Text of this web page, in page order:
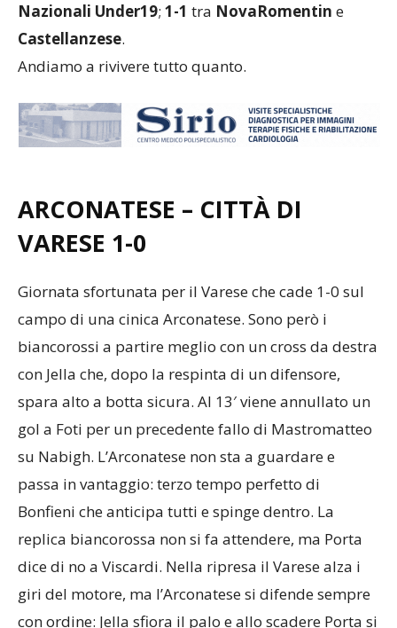
Nazionali Under19; 1-1 tra NovaRomentin e
Castellanzese.
Andiamo a rivivere tutto quanto.
ARCONATESE – CITTÀ DI
VARESE 1-0
passa in vantaggio: terzo tempo perfetto di
giri del motore, ma l’Arconatese si difende sempre